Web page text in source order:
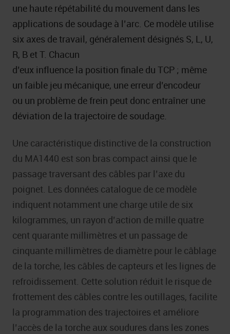
une haute répétabilité du mouvement dans les
applications de soudage à l’arc. Ce modèle utilise
six axes de travail, généralement désignés S, L, U,
R, B et T. Chacun
d’eux influence la position finale du TCP ; même
un faible jeu mécanique, une erreur d’encodeur
ou un problème de frein peut donc entraîner une
déviation de la trajectoire de soudage.
Une caractéristique distinctive de la construction
du MA1440 est son bras compact ainsi que le
passage traversant des câbles par l’axe du
poignet. Les données catalogue de ce modèle
indiquent notamment une charge utile de six
kilogrammes, un rayon d’action de mille quatre
cent quarante millimètres et un passage de
cinquante millimètres de diamètre pour le câblage
de la torche, les câbles de capteurs et les lignes de
refroidissement. Cette solution réduit le risque de
frottement des câbles contre les outillages, facilite
la programmation des trajectoires et améliore
l’accès de la torche aux soudures dans les zones